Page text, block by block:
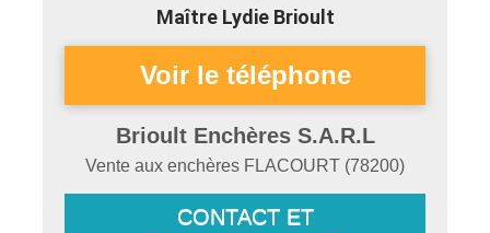
Maître Lydie Brioult
Brioult Enchères S.A.R.L
Vente aux enchères FLACOURT (78200)
CONTACT ET